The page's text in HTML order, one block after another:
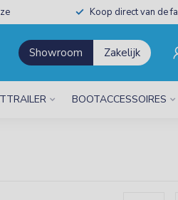
Koop direct van de
Showroom Zakelijk
BOOTACCESSOIRES